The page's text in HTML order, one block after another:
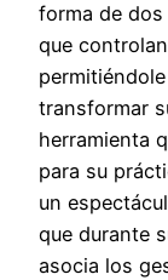
forma de
que
transformar
herramienta
para su
un
que durante
asocia los